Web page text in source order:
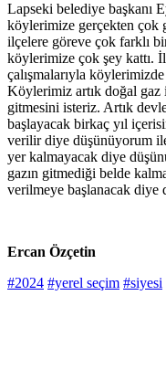
Lapseki belediye başkanı
köylerimize gerçekten çok
ilçelere göreve çok farklı
köylerimize çok şey kattı.
çalışmalarıyla
Köylerimiz artık doğal
gitmesini isteriz. Artık
başlayacak birkaç yıl
verilir diye düşünüyorum
yer kalmayacak diye
gazın gitmediği belde
verilmeye başlanacak diye
Ercan Özçetin
#2024 #yerel seçim #siyesi